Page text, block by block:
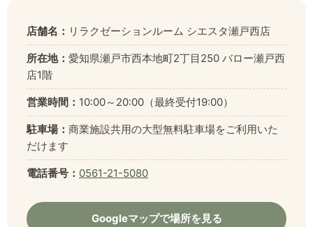
店舗名： リラクゼーションルーム シエスタ瀬戸西店
所在地： 愛知県瀬戸市西本地町2丁目250 バロー瀬戸西
店1階
営業時間： 10:00～20:00（最終受付19:00）
駐車場： 商業施設共用の大型無料駐車場をご利用いた
だけます
電話番号： 0561-21-5080
Googleマップで場所を見る